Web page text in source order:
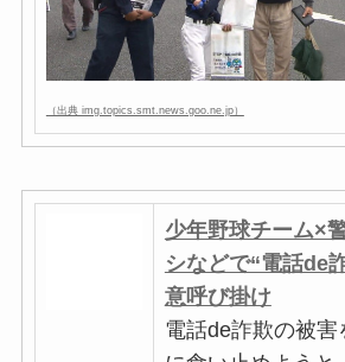
（出典 img.topics.smt.news.goo.ne.jp）
少年野球チーム×
シなどで“電話de
意呼び掛け
電話de詐欺の被害